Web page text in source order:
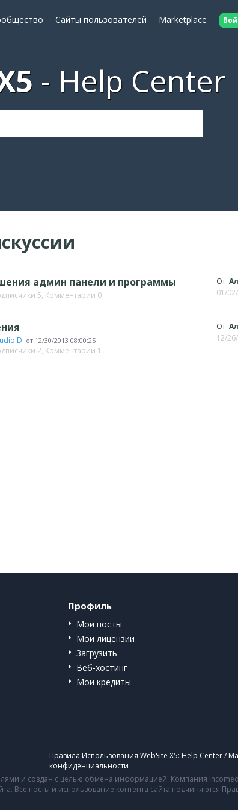
Сайты пользователей Marketplace
Help Center
админ панели и программы
5, Комментарии 0
От
01/
D. от 12/30/2013 08:00:25
2, Комментарии 1
От
12/
Профиль
Мои посты
Мои лицензии
Загрузить
Веб-хостинг
Мои кредиты
Правила Использования WebSite X5: Help Center /
конфиденциальности
и создан с целью обмена информацией. Компания
Все посты и использование контента сайта подчиняются